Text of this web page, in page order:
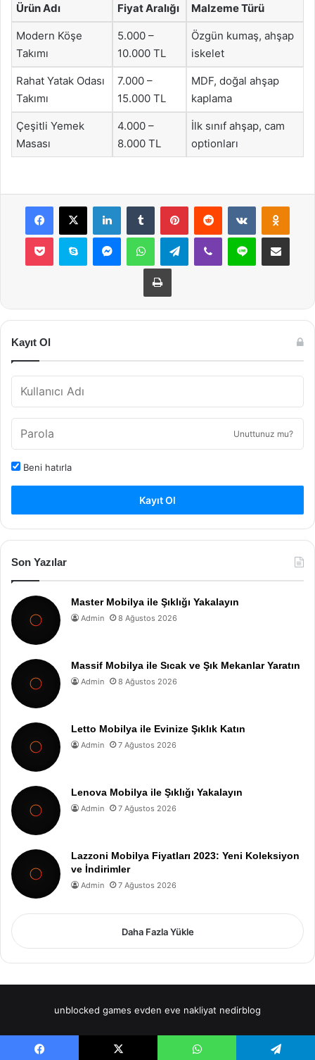
Ürün Adı Fiyat Aralığı Malzeme Türü
Modern Köşe
Takımı
5.000 –
10.000 TL
Özgün kumaş, ahşap
iskelet
Rahat Yatak Odası
Takımı
7.000 –
15.000 TL
MDF, doğal ahşap
kaplama
Çeşitli Yemek
Masası
4.000 –
8.000 TL
İlk sınıf ahşap, cam
optionları
Facebook
X LinkedInTumblr PinterestReddit VKontakte
Pocket Skype MessengerWhatsAppTelegramViber Line E-Posta ile
Yazdır
Kayıt Ol
Unuttunuz mu?
Beni hatırla
Kayıt Ol
Son Yazılar
Master Mobilya ile Şıklığı Yakalayın
Admin 8 Ağustos 2026
Massif Mobilya ile Sıcak ve Şık Mekanlar Yaratın
Admin 8 Ağustos 2026
Letto Mobilya ile Evinize Şıklık Katın
Admin 7 Ağustos 2026
Lenova Mobilya ile Şıklığı Yakalayın
Admin 7 Ağustos 2026
Lazzoni Mobilya Fiyatları 2023: Yeni Koleksiyon
ve İndirimler
Admin 7 Ağustos 2026
Daha Fazla Yükle
unblocked games evden eve nakliyat nedirblog